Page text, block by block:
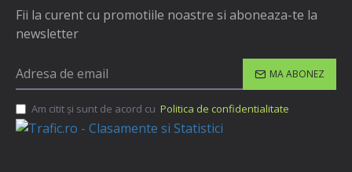
Fii la curent cu promotiile noastre si aboneaza-te la
newsletter
MA ABONEZ
Am citit şi sunt de acord cu Politica de confidentialitate